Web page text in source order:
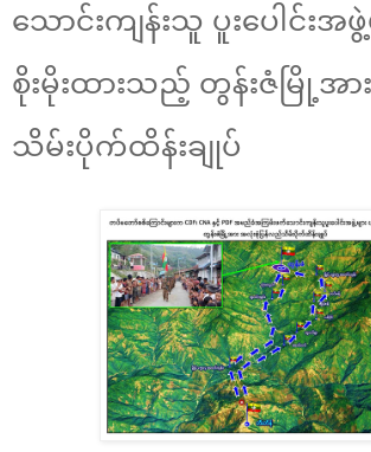
သောင်းကျန်းသူ ပူးပေါင်းအ
စိုးမိုးထားသည့် တွန်းဇံမြို့အာ
သိမ်းပိုက်ထိန်းချုပ်